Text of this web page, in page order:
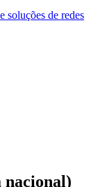
soluções de redes
nacional)